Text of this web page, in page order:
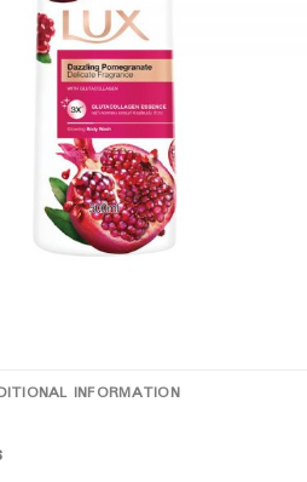
INFORMATION